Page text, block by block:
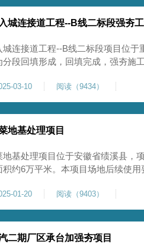
城连接道工程--B线二标段强夯
连接道工程--B线二标段项目位于
段回填形成，回填完成，强夯施
，严格把控每标段施工区域的施工
司严格按照设计规范
03-10 阅读（9434）
地基处理项目
基处理项目位于安徽省绩溪县，
积约6万平米。本项目场地后续使用
辅助高能级强夯施工，配备85T，
柱锤接地面积更小，强夯穿透
01-20 阅读（9403）
二期厂区承台加强夯项目